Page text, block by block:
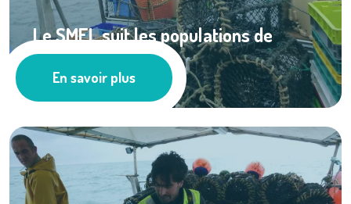
Le SMEL suit les populations de
crustacés dans ...
Pêche
En savoir plus